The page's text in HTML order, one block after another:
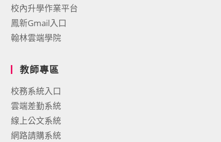
校內升學作業平台
鳳新Gmail入口
翰林雲端學院
教師專區
校務系統入口
雲端差勤系統
線上公文系統
網路請購系統